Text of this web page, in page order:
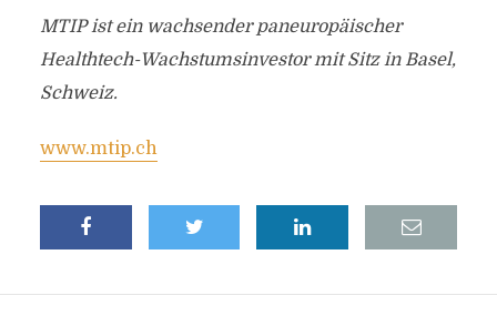
MTIP ist ein wachsender paneuropäischer
Healthtech-Wachstumsinvestor mit Sitz in Basel,
Schweiz.
www.mtip.ch